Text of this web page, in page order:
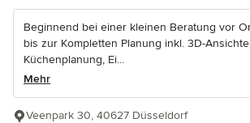
Beginnend bei einer kleinen Beratung vor
bis zur Kompletten Planung inkl. 3D-
Küchenplanung, Ei...
Mehr
Veenpark 30, 40627 Düsseldorf